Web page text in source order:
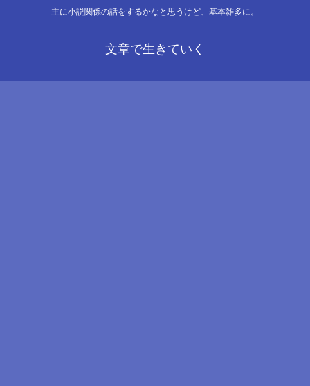
主に小説関係の話をするかなと思うけど、基本雑多に。
文章で生きていく